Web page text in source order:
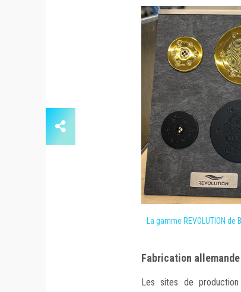
La gamme REVOLUTION
Fabrication
Les sites de